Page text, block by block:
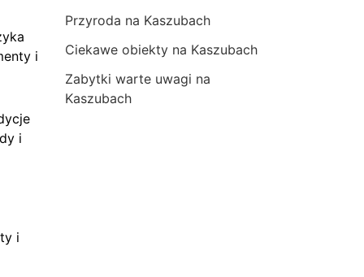
i
i
i
Przyroda na Kaszubach
Ciekawe obiekty na Kaszubach
Zabytki warte uwagi na
Kaszubach